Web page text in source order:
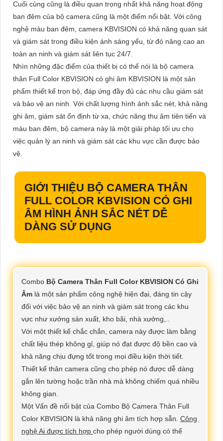
Cuối cùng cũng là điều quan trọng nhất khả năng hoạt động
ban đêm của bộ camera cũng là một điểm nổi bật. Với công
nghệ màu ban đêm, camera KBVISION có khả năng quan sát
và giám sát trong điều kiện ánh sáng yếu, từ đó nâng cao an
toàn an ninh và giám sát liên tục 24/7.
Nhìn những đặc điểm của thiết bị có thể nói là bộ camera
thân Full Color KBVISION có ghi âm KBVISION là một sản
phẩm thiết kế trọn bộ, đáp ứng đầy đủ các nhu cầu giám sát
và bảo vệ an ninh. Với chất lượng hình ảnh sắc nét, khả năng
ghi âm, giám sát ổn định từ xa, chức năng thu âm tiên tiến và
màu ban đêm, bộ camera này là một giải pháp tối ưu cho
việc quản lý an ninh và giám sát các khu vực cần được bảo
vệ.
GIỚI THIỆU BỘ CAMERA THÂN
FULL COLOR KBVISION CÓ GHI
ÂM HÌNH ẢNH SẮC NÉT DỄ
DÀNG SỬ DỤNG
Combo Bộ Camera Thân Full Color KBVISION Có Ghi
Âm là một sản phẩm công nghệ hiện đại, đáng tin cậy
đối với việc bảo vệ an ninh và giám sát trong các khu
vực như xưởng sản xuất, kho bãi, nhà xưởng,..
Với một thiết kế chắc chắn, camera này được làm bằng
chất liệu thép không gỉ, giúp nó đạt được độ bền cao và
khả năng chịu đựng tốt trong mọi điều kiện thời tiết.
Thiết kế thân camera cũng cho phép nó được dễ dàng
gắn lên tường hoặc trần nhà mà không chiếm quá nhiều
không gian.
Một Vấn đề nổi bật của Combo Bộ Camera Thân Full
Color KBVISION là khả năng ghi âm tích hợp sẵn. Công
nghệ Ai được tích hợp cho phép người dùng có thể